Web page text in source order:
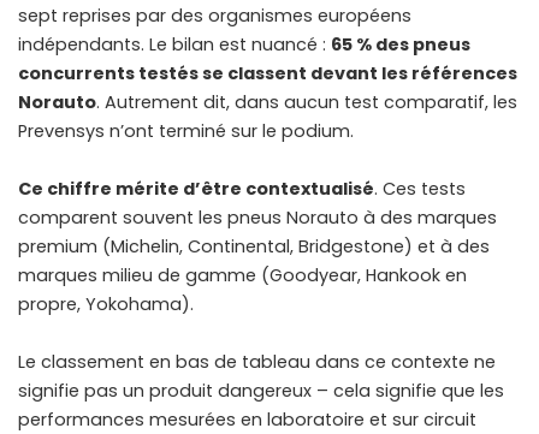
sept reprises par des organismes européens
indépendants. Le bilan est nuancé : 65 % des pneus
concurrents testés se classent devant les références
Norauto. Autrement dit, dans aucun test comparatif, les
Prevensys n’ont terminé sur le podium.
Ce chiffre mérite d’être contextualisé. Ces tests
comparent souvent les pneus Norauto à des marques
premium (Michelin, Continental, Bridgestone) et à des
marques milieu de gamme (Goodyear, Hankook en
propre, Yokohama).
Le classement en bas de tableau dans ce contexte ne
signifie pas un produit dangereux – cela signifie que les
performances mesurées en laboratoire et sur circuit